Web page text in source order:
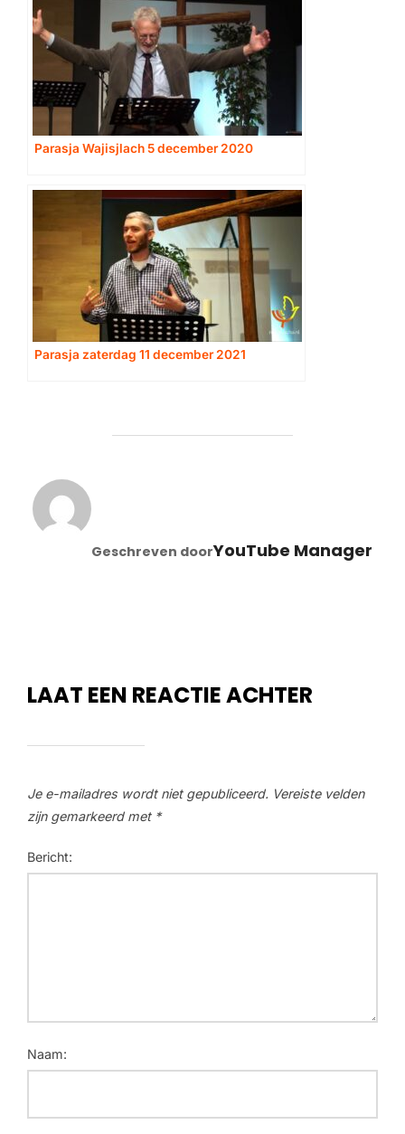
Parasja Wajisjlach 5 december 2020
Parasja zaterdag 11 december 2021
Geschreven doorYouTube Manager
LAAT EEN REACTIE ACHTER
Je e-mailadres wordt niet gepubliceerd. Vereiste velden
zijn gemarkeerd met *
Bericht:
Naam: